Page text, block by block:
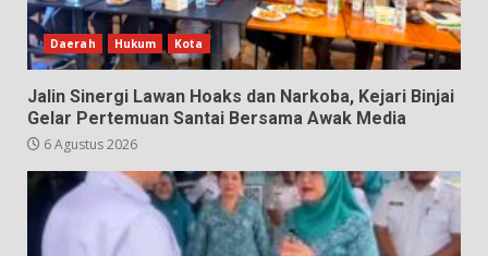
Daerah Hukum Kota
Jalin Sinergi Lawan Hoaks dan Narkoba, Kejari Binjai
Gelar Pertemuan Santai Bersama Awak Media
6 Agustus 2026